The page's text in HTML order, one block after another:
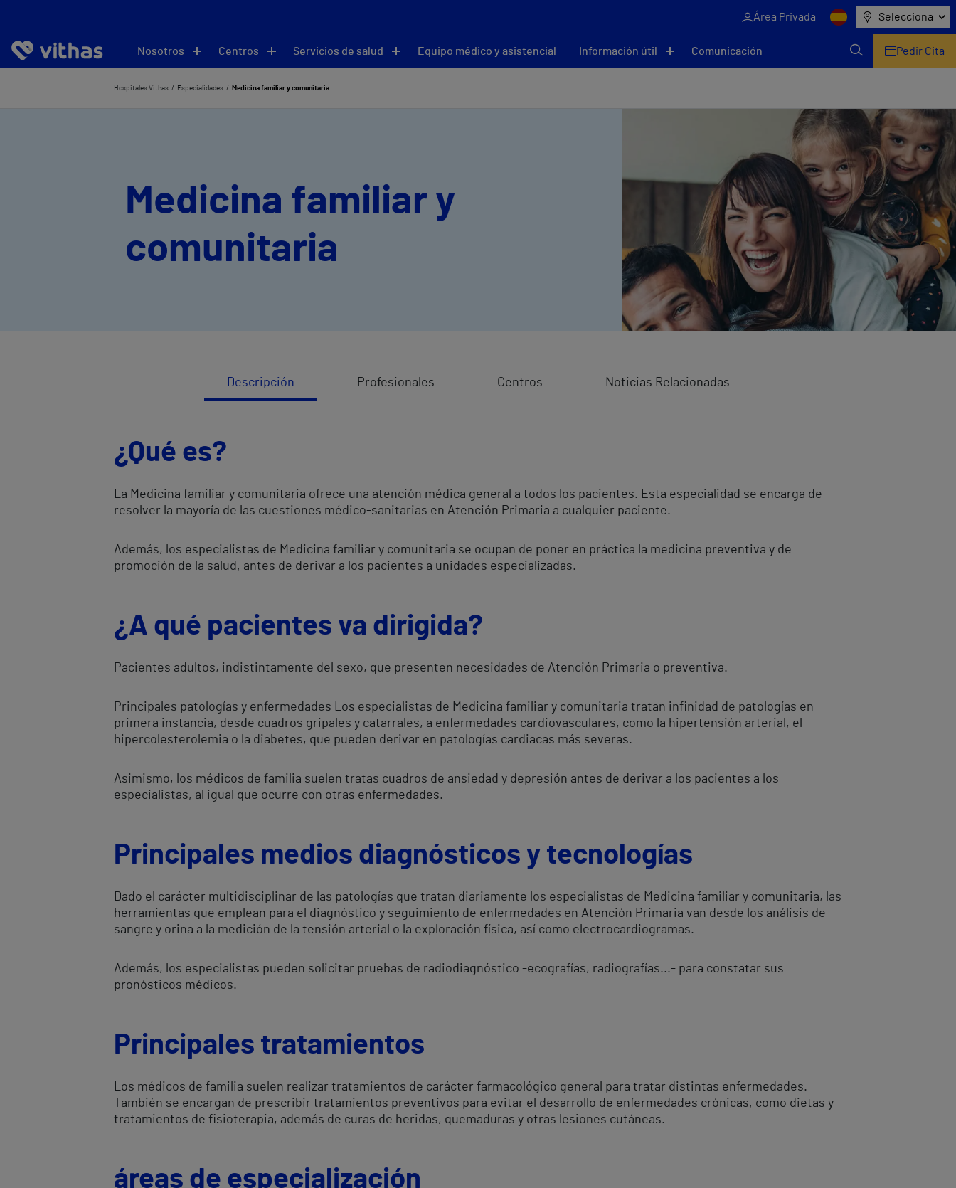
Área Privada Selecciona
Nosotros Centros Servicios de salud Equipo médico y asistencial Información útil Comunicación Pedir Cita
Hospitales Vithas Especialidades Medicina familiar y comunitaria
Medicina familiar y
comunitaria
Descripción Profesionales Centros Noticias Relacionadas
¿Qué es?
La Medicina familiar y comunitaria ofrece una atención médica general a todos los pacientes. Esta especialidad se encarga de
resolver la mayoría de las cuestiones médico-sanitarias en Atención Primaria a cualquier paciente.
Además, los especialistas de Medicina familiar y comunitaria se ocupan de poner en práctica la medicina preventiva y de
promoción de la salud, antes de derivar a los pacientes a unidades especializadas.
¿A qué pacientes va dirigida?
Pacientes adultos, indistintamente del sexo, que presenten necesidades de Atención Primaria o preventiva.
Principales patologías y enfermedades Los especialistas de Medicina familiar y comunitaria tratan infinidad de patologías en
primera instancia, desde cuadros gripales y catarrales, a enfermedades cardiovasculares, como la hipertensión arterial, el
hipercolesterolemia o la diabetes, que pueden derivar en patologías cardiacas más severas.
Asimismo, los médicos de familia suelen tratas cuadros de ansiedad y depresión antes de derivar a los pacientes a los
especialistas, al igual que ocurre con otras enfermedades.
Principales medios diagnósticos y tecnologías
Dado el carácter multidisciplinar de las patologías que tratan diariamente los especialistas de Medicina familiar y comunitaria, las
herramientas que emplean para el diagnóstico y seguimiento de enfermedades en Atención Primaria van desde los análisis de
sangre y orina a la medición de la tensión arterial o la exploración física, así como electrocardiogramas.
Además, los especialistas pueden solicitar pruebas de radiodiagnóstico -ecografías, radiografías...- para constatar sus
pronósticos médicos.
Principales tratamientos
Los médicos de familia suelen realizar tratamientos de carácter farmacológico general para tratar distintas enfermedades.
También se encargan de prescribir tratamientos preventivos para evitar el desarrollo de enfermedades crónicas, como dietas y
tratamientos de fisioterapia, además de curas de heridas, quemaduras y otras lesiones cutáneas.
áreas de especialización